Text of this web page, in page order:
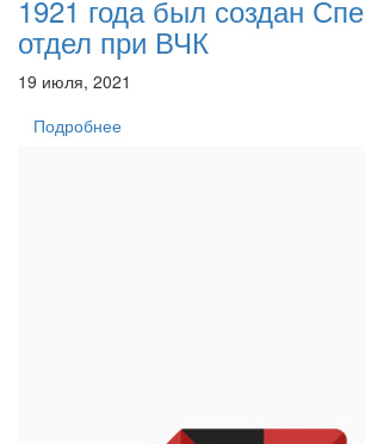
1921 года был создан
отдел при ВЧК
19 июля, 2021
Подробнее